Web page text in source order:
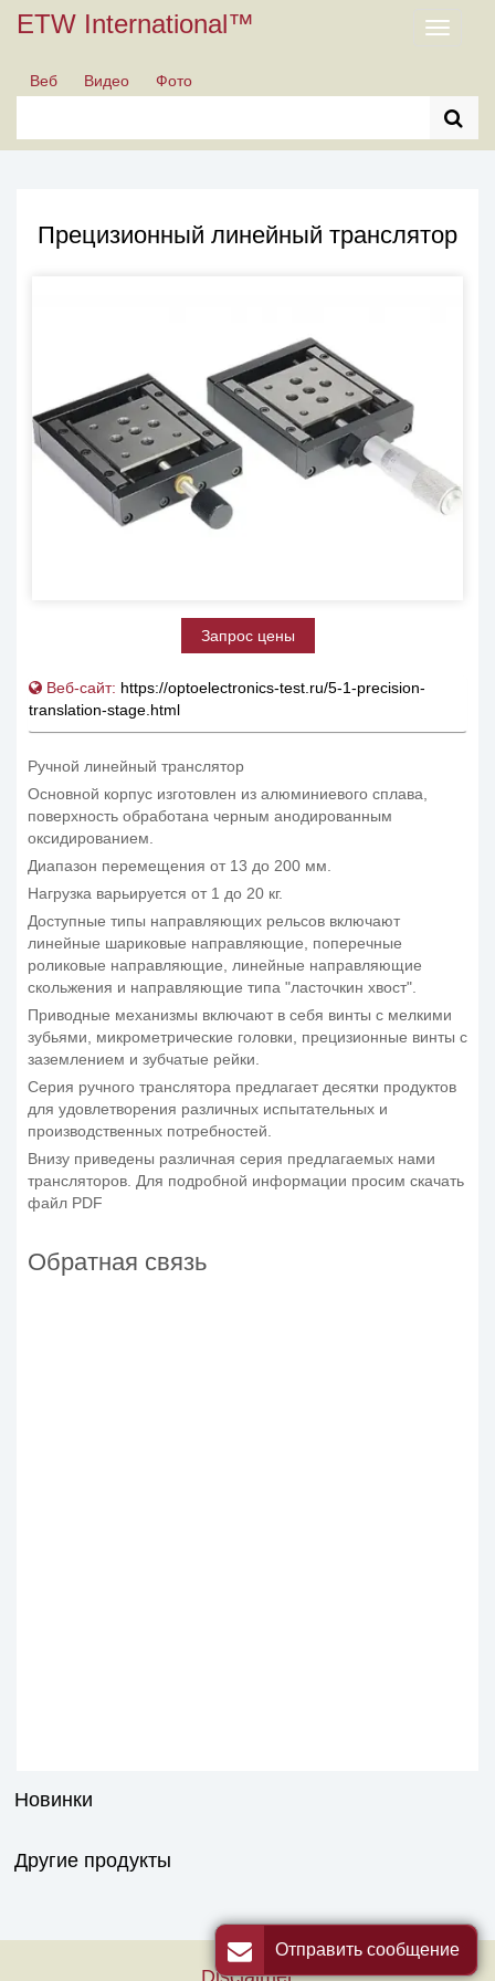
ETW International™
Toggle
Веб
Видео Фото
Прецизионный линейный транслятор
Запрос цены
Веб-сайт: https://optoelectronics-test.ru/5-1-precision-
translation-stage.html
Ручной линейный транслятор
Основной корпус изготовлен из алюминиевого сплава,
поверхность обработана черным анодированным
оксидированием.
Диапазон перемещения от 13 до 200 мм.
Нагрузка варьируется от 1 до 20 кг.
Доступные типы направляющих рельсов включают
линейные шариковые направляющие, поперечные
роликовые направляющие, линейные направляющие
скольжения и направляющие типа "ласточкин хвост".
Приводные механизмы включают в себя винты с мелкими
зубьями, микрометрические головки, прецизионные винты с
заземлением и зубчатые рейки.
Серия ручного транслятора предлагает десятки продуктов
для удовлетворения различных испытательных и
производственных потребностей.
Внизу приведены различная серия предлагаемых нами
трансляторов. Для подробной информации просим скачать
файл PDF
Обратная связь
Новинки
Другие продукты
Отправить сообщение
Disclaimer